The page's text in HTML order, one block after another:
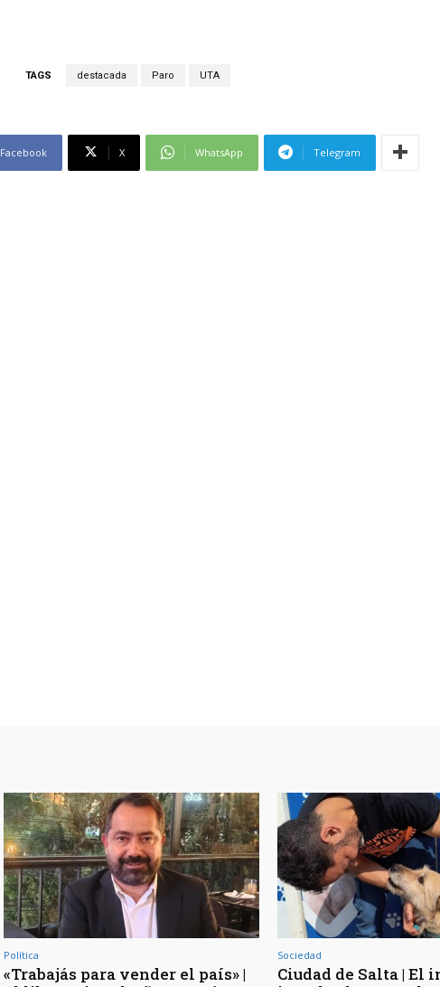
TAGS destacada Paro UTA
Facebook X WhatsApp Telegram
Política
«Trabajás para vender el país» |
Sociedad
Ciudad de Salta | El